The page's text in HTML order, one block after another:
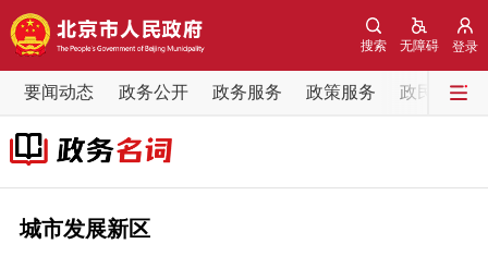
登录
无障碍
搜索
要闻动态 政务公开 政务服务 政策服务 政民互动
要闻动态
党中央精神
城市发展新区